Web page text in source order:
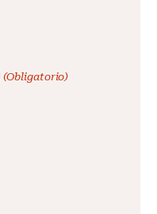
(Obligatorio)